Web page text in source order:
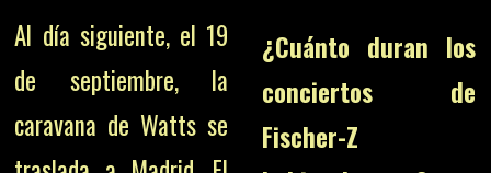
Al día siguiente, el 19
de septiembre, la
caravana de Watts se
¿Cuánto duran los
conciertos de
Fischer-Z